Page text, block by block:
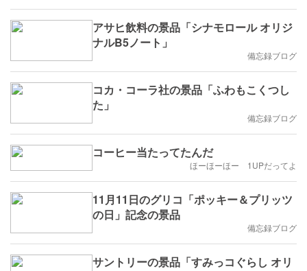
アサヒ飲料の景品「シナモロール オリジ
ナルB5ノート」
備忘録ブログ
コカ・コーラ社の景品「ふわもこくつし
た」
備忘録ブログ
コーヒー当たってたんだ
ほーほーほー 1UPだってよ
11月11日のグリコ「ポッキー＆プリッツ
の日」記念の景品
備忘録ブログ
サントリーの景品「すみっコぐらし オリ